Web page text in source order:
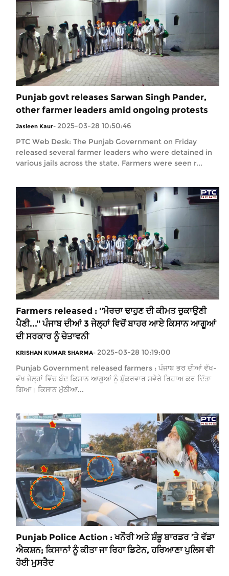
Punjab govt releases Sarwan Singh Pander,
other farmer leaders amid ongoing protests
Jasleen Kaur- 2025-03-28 10:50:46
PTC Web Desk: The Punjab Government on Friday
released several farmer leaders who were detained in
various jails across the state. Farmers were seen r...
Farmers released : ''ਮੋਰਚਾ ਢਾਹੁਣ ਦੀ ਕੀਮਤ ਚੁਕਾਉਣੀ
ਪੈਣੀ...'' ਪੰਜਾਬ ਦੀਆਂ 3 ਜੇਲ੍ਹਾਂ ਵਿਚੋਂ ਬਾਹਰ ਆਏ ਕਿਸਾਨ ਆਗੂਆਂ
ਦੀ ਸਰਕਾਰ ਨੂੰ ਚੇਤਾਵਨੀ
KRISHAN KUMAR SHARMA- 2025-03-28 10:19:00
Punjab Government released farmers : ਪੰਜਾਬ ਭਰ ਦੀਆਂ ਵੱਖ-
ਵੱਖ ਜੇਲ੍ਹਾਂ ਵਿੱਚ ਬੰਦ ਕਿਸਾਨ ਆਗੂਆਂ ਨੂੰ ਸ਼ੁੱਕਰਵਾਰ ਸਵੇਰੇ ਰਿਹਾਅ ਕਰ ਦਿੱਤਾ
ਗਿਆ। ਕਿਸਾਨ ਮੁੱਠੀਆ...
Punjab Police Action : ਖਨੌਰੀ ਅਤੇ ਸ਼ੰਭੂ ਬਾਰਡਰ ’ਤੇ ਵੱਡਾ
ਐਕਸ਼ਨ; ਕਿਸਾਨਾਂ ਨੂੰ ਕੀਤਾ ਜਾ ਰਿਹਾ ਡਿਟੇਨ, ਹਰਿਆਣਾ ਪੁਲਿਸ ਵੀ
ਹੋਈ ਮੁਸਤੈਦ